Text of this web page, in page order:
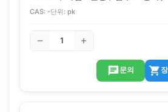
CAS: -단위: pk
문의